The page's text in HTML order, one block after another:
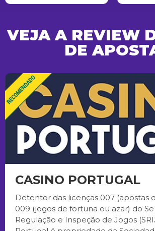
VEJA A REVIEW
DE
CASINO PORTUGAL
Detentor das licenças 007 (apostas
009 (jogos de fortuna ou azar) do
Regulação e Inspeção de Jogos